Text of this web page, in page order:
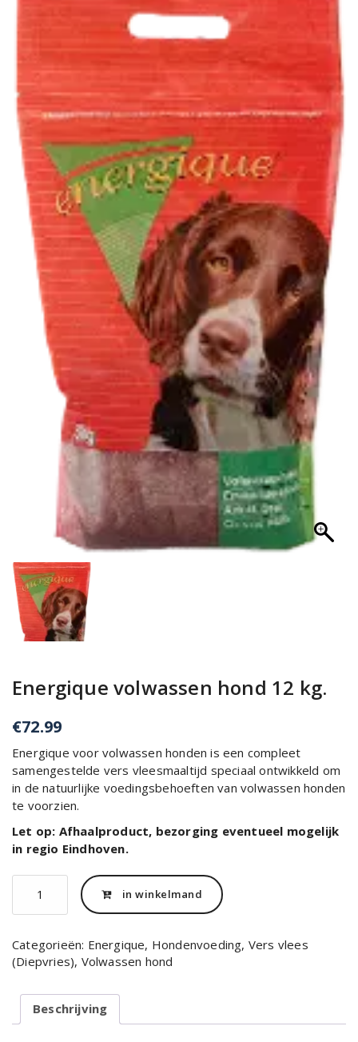
Energique volwassen hond 12 kg.
€72.99
Energique voor volwassen honden is een compleet
samengestelde vers vleesmaaltijd speciaal ontwikkeld om
in de natuurlijke voedingsbehoeften van volwassen honden
te voorzien.
Let op: Afhaalproduct, bezorging eventueel mogelijk
in regio Eindhoven.
Energique
volwassen
hond
kg.
aantal
in winkelmand
Categorieën: Energique, Hondenvoeding, Vers vlees
(Diepvries), Volwassen hond
Beschrijving